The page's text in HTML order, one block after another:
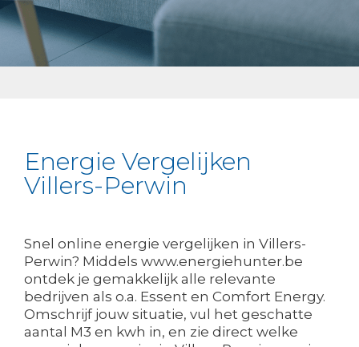
Energie Vergelijken
Villers-Perwin
Snel online energie vergelijken in Villers-
Perwin? Middels www.energiehunter.be
ontdek je gemakkelijk alle relevante
bedrijven als o.a. Essent en Comfort Energy.
Omschrijf jouw situatie, vul het geschatte
aantal M3 en kwh in, en zie direct welke